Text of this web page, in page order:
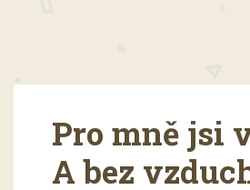
Pro mně jsi
A bez